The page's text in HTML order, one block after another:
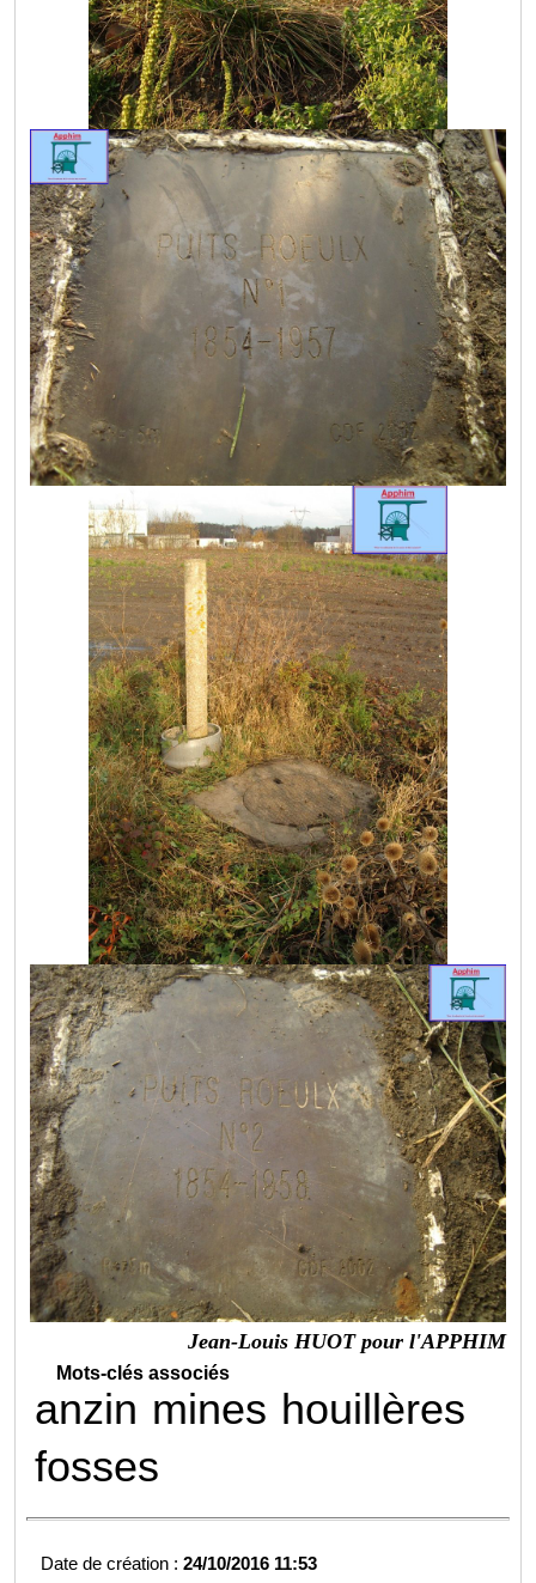
Jean-Louis HUOT pour l'APPHIM
Mots-clés associés
anzin mines houillères
fosses
Date de création :24/10/2016 11:53